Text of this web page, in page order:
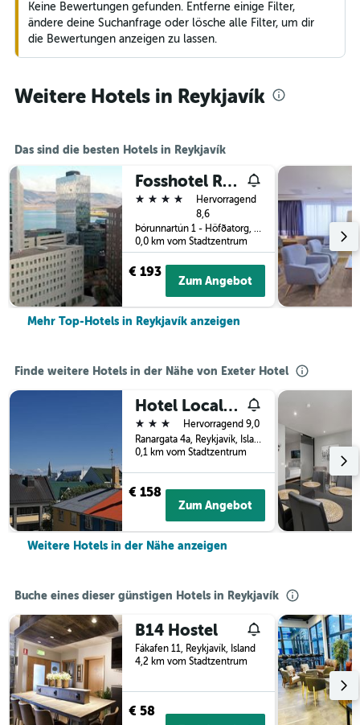
Keine Bewertungen gefunden. Entferne einige Filter,
ändere deine Suchanfrage oder lösche alle Filter, um dir
die Bewertungen anzeigen zu lassen.
Weitere Hotels in Reykjavík
Das sind die besten Hotels in Reykjavík
Fosshotel Reykjavik
4 Sterne
Hervorragend
8,6
Þórunnartún 1 - Höfðatorg, Reykjavík, Island
0,0 km vom Stadtzentrum
€ 193
Zum Angebot
Mehr Top-Hotels in Reykjavík anzeigen
Finde weitere Hotels in der Nähe von Exeter Hotel
Hotel Local 101
3 Sterne
Hervorragend 9,0
Ranargata 4a, Reykjavík, Island
0,1 km vom Stadtzentrum
€ 158
Zum Angebot
Weitere Hotels in der Nähe anzeigen
Buche eines dieser günstigen Hotels in Reykjavík
B14 Hostel
Fákafen 11, Reykjavík, Island
4,2 km vom Stadtzentrum
€ 58